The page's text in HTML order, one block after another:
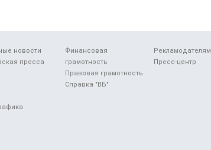
новости
пресса
Финансовая
грамотность
Правовая грамотность
Справка "ВБ"
Рекламодателям
Пресс-центр